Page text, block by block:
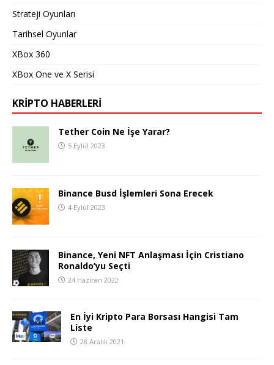
Strateji Oyunları
Tarihsel Oyunlar
XBox 360
XBox One ve X Serisi
KRIPTO HABERLERI
Tether Coin Ne İşe Yarar?
5 Eylül 2023
Binance Busd İşlemleri Sona Erecek
4 Eylül 2023
Binance, Yeni NFT Anlaşması İçin Cristiano
Ronaldo’yu Seçti
24 Haziran 2022
En İyi Kripto Para Borsası Hangisi Tam
Liste
28 Aralık 2021